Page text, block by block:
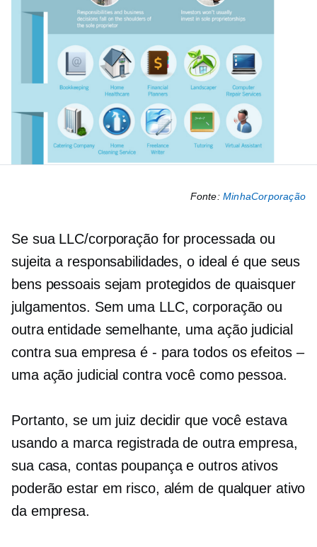
Fonte: MinhaCorporação
Se sua LLC/corporação for processada ou
sujeita a responsabilidades, o ideal é que seus
bens pessoais sejam protegidos de quaisquer
julgamentos. Sem uma LLC, corporação ou
outra entidade semelhante, uma ação judicial
contra sua empresa é - para todos os efeitos –
uma ação judicial contra você como pessoa.
Portanto, se um juiz decidir que você estava
usando a marca registrada de outra empresa,
sua casa, contas poupança e outros ativos
poderão estar em risco, além de qualquer ativo
da empresa.